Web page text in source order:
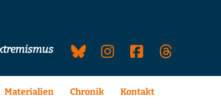
Materialien Chronik Kontakt